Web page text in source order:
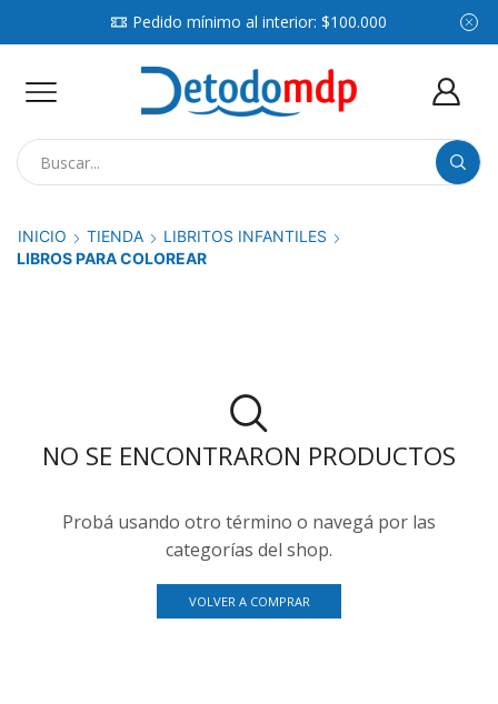
Pedido mínimo al interior: $100.000
INICIO TIENDA
LIBRITOS INFANTILES
LIBROS PARA COLOREAR
NO SE ENCONTRARON PRODUCTOS
Probá usando otro término o navegá por las
categorías del shop.
VOLVER A COMPRAR